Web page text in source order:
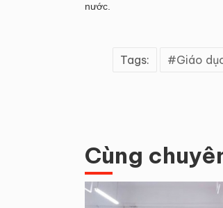
nước.
Tags: Giáo
Cùng